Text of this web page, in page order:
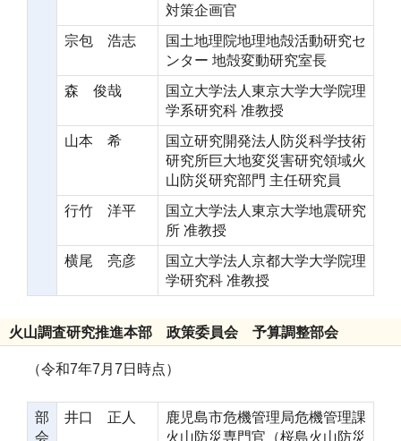
対策企画官
宗包 浩志
国土地理院地理地殻活動研究セ
ンター 地殻変動研究室長
森 俊哉
国立大学法人東京大学大学院理
学系研究科 准教授
山本 希
国立研究開発法人防災科学技術
研究所巨大地変災害研究領域火
山防災研究部門 主任研究員
行竹 洋平
国立大学法人東京大学地震研究
所 准教授
横尾 亮彦
国立大学法人京都大学大学院理
学研究科 准教授
火山調査研究推進本部 政策委員会 予算調整部会
（令和7年7月7日時点）
部
会
井口 正人
鹿児島市危機管理局危機管理課
火山防災専門官（桜島火山防災